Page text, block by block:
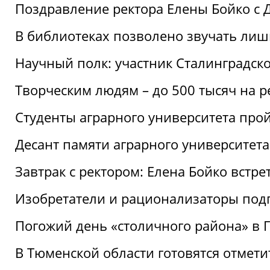
Поздравление ректора Елены Бойко
В библиотеках позволено звучать
Научный полк: участник
Творческим людям – до 500 тысяч на
Студенты аграрного университета
Десант памяти аграрного
Завтрак с ректором: Елена Бойко
Изобретатели и рационализаторы
Погожий день «столичного района» в
В Тюменской области готовятся